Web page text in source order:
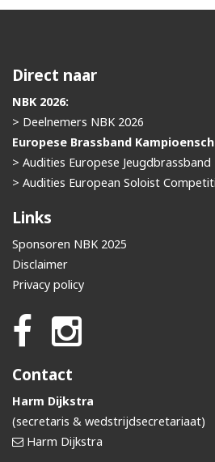
Direct naar
NBK 2026:
> Deelnemers NBK 2026
Europese Brassband
> Audities Europese Jeugdbrassband
> Audities European Soloist
Links
Sponsoren NBK 2025
Disclaimer
Privacy policy
Contact
Harm Dijkstra
(secretaris & wedstrijdsecretariaat)
Harm Dijkstra